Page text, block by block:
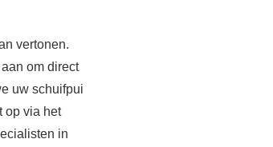
vertonen.
om direct
uw schuifpui
op via het
in